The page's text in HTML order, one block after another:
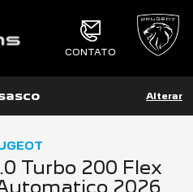
CONTATO
Alterar
Turbo 200 Flex
2026